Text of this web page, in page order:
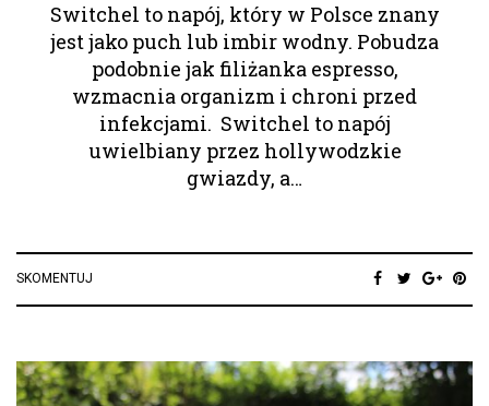
Switchel to napój, który w Polsce znany
jest jako puch lub imbir wodny. Pobudza
podobnie jak filiżanka espresso,
wzmacnia organizm i chroni przed
infekcjami. Switchel to napój
uwielbiany przez hollywodzkie
gwiazdy, a…
SKOMENTUJ